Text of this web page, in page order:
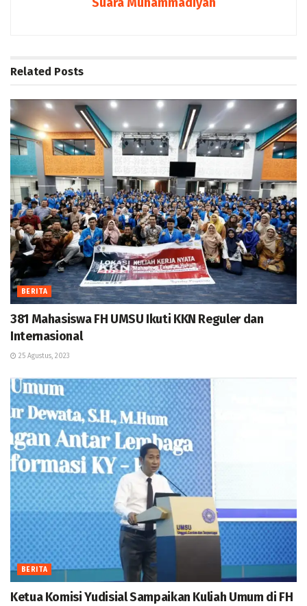
Suara Muhammadiyah
Related Posts
BERITA
381 Mahasiswa FH UMSU Ikuti KKN Reguler dan
Internasional
25 Agustus, 2023
BERITA
Ketua Komisi Yudisial Sampaikan Kuliah Umum di FH